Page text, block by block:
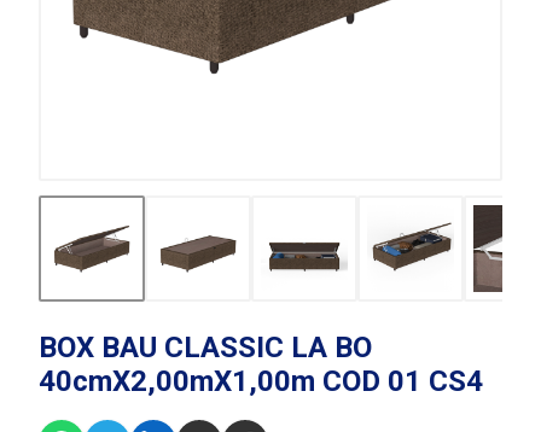
BOX BAU CLASSIC LA BO
40cmX2,00mX1,00m COD 01 CS4